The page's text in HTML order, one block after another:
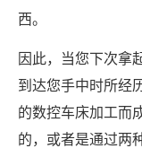
西。
因此，当您下次拿
到达您手中时所经
的数控车床加工而
的，或者是通过两